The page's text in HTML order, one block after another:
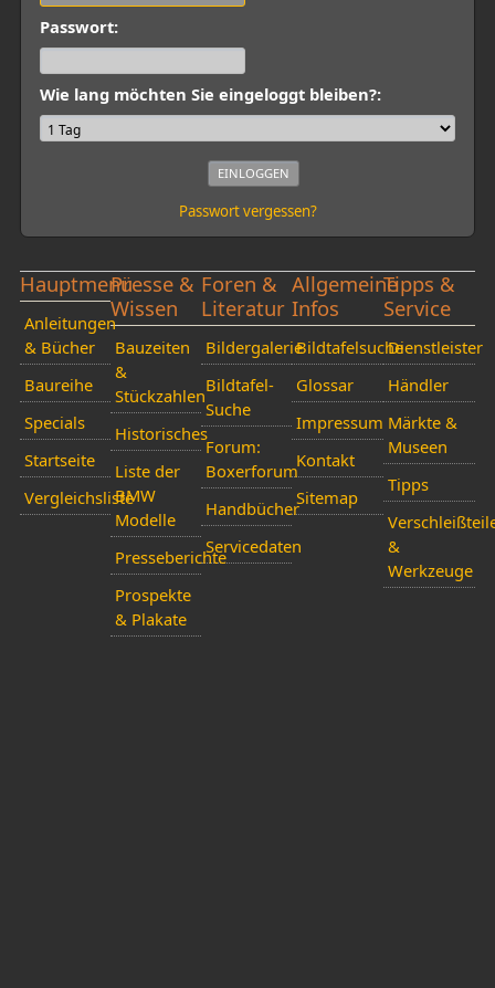
Passwort:
Wie lang möchten Sie eingeloggt bleiben?:
Passwort vergessen?
Hauptmenü
Anleitungen
& Bücher
Baureihe
Specials
Startseite
Vergleichsliste
Presse &
Wissen
Bauzeiten
&
Stückzahlen
Historisches
Liste der
BMW
Modelle
Presseberichte
Prospekte
& Plakate
Foren &
Literatur
Bildergalerie
Bildtafel-
Suche
Forum:
Boxerforum
Handbücher
Servicedaten
Allgemeine
Infos
Bildtafelsuche
Glossar
Impressum
Kontakt
Sitemap
Tipps &
Service
Dienstleister
Händler
Märkte &
Museen
Tipps
&
Werkzeuge